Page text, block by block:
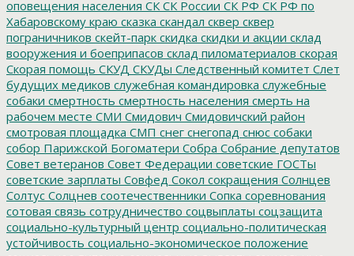
оповещения населения СК СК России СК РФ СК РФ по
Хабаровскому краю сказка скандал сквер сквер
пограничников скейт-парк скидка скидки и акции склад
вооружения и боеприпасов склад пиломатериалов скорая
Скорая помощь СКУД СКУДы Следственный комитет Слет
будущих медиков служебная командировка служебные
собаки смертность смертность населения смерть на
рабочем месте СМИ Смидович Смидовичский район
смотровая площадка СМП снег снегопад снюс собаки
собор Парижской Богоматери Собра Собрание депутатов
Совет ветеранов Совет Федерации советские ГОСТы
советские зарплаты Совфед Сокол сокращения Солнцев
Солтус Солцнев соотечественники Сопка соревнования
сотовая связь сотрудничество соцвыплаты соцзащита
социально-культурный центр социально-политическая
устойчивость социально-экономическое положение